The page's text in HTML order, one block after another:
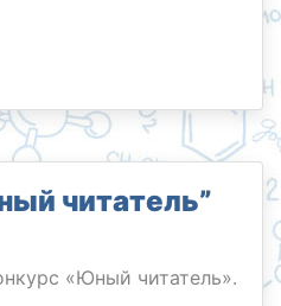
читатель”
«Юный читатель».